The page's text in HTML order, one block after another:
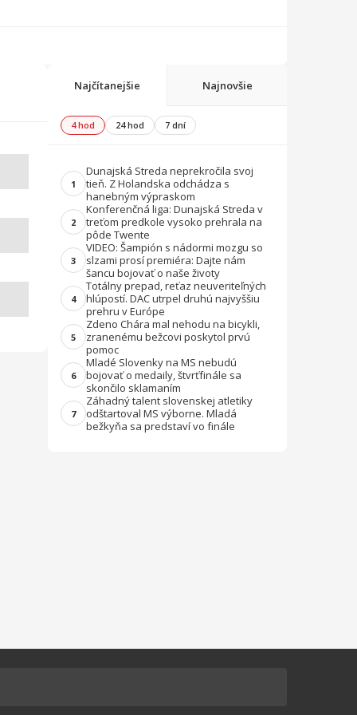
Najčítanejšie Najnovšie
4 hod 24 hod 7 dní
1
Dunajská Streda neprekročila svoj
tieň. Z Holandska odchádza s
hanebným výpraskom
2
Konferenčná liga: Dunajská Streda v
treťom predkole vysoko prehrala na
pôde Twente
3
VIDEO: Šampión s nádormi mozgu so
slzami prosí premiéra: Dajte nám
šancu bojovať o naše životy
4
Totálny prepad, reťaz neuveriteľných
hlúpostí. DAC utrpel druhú najvyššiu
prehru v Európe
5
Zdeno Chára mal nehodu na bicykli,
zranenému bežcovi poskytol prvú
pomoc
6
Mladé Slovenky na MS nebudú
bojovať o medaily, štvrťfinále sa
skončilo sklamaním
7
Záhadný talent slovenskej atletiky
odštartoval MS výborne. Mladá
bežkyňa sa predstaví vo finále